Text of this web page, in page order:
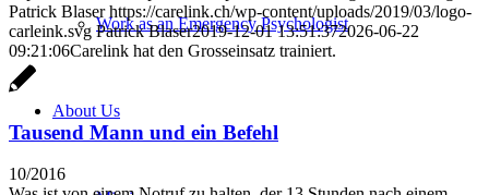
Work as an Emergency Psychologist
About Us
Patrick Blaser https://carelink.ch/wp-content/uploads/2019/03/logo-
carleink.svg Patrick Blaser2019-12-01 13:51:372026-06-22
09:21:06Carelink hat den Grosseinsatz trainiert.
Tausend Mann und ein Befehl
10/2016